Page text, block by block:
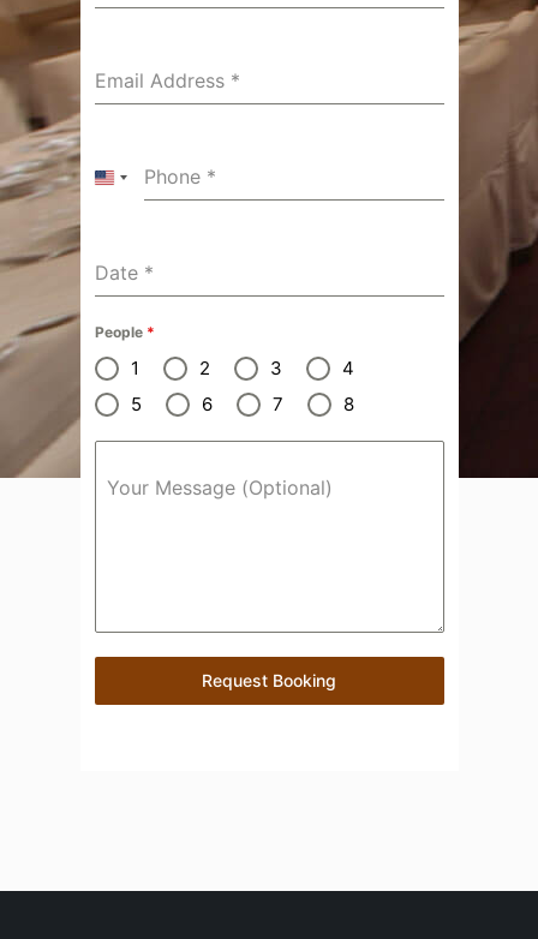
Email Address *
Phone *
United States +1
Date *
People *
1 2 3
4
5
6 7 8
Your Message (Optional)
Request Booking